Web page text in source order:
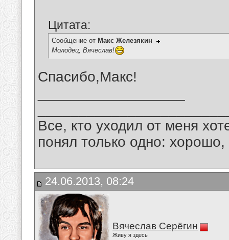
Цитата:
Сообщение от Макс Железякин
Молодец, Вячеслав!
Спасибо,Макс!
Все, кто уходил от меня
понял только одно:
24.06.2013, 08:24
Вячеслав Серёгин
Живу я здесь